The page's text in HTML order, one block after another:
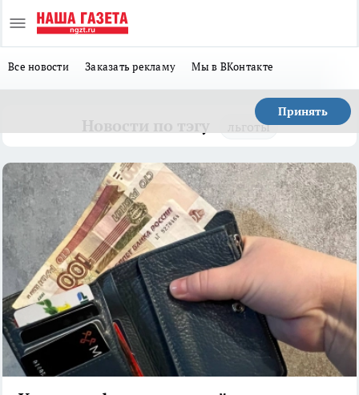
Все новости Заказать рекламу Мы в ВКонтакте
Принять
льготы